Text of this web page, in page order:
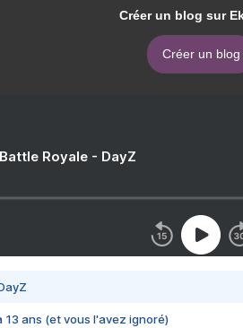
Créer un blog sur
Créer un blog
Royale - DayZ
13 ans (et vous l'avez ignoré)